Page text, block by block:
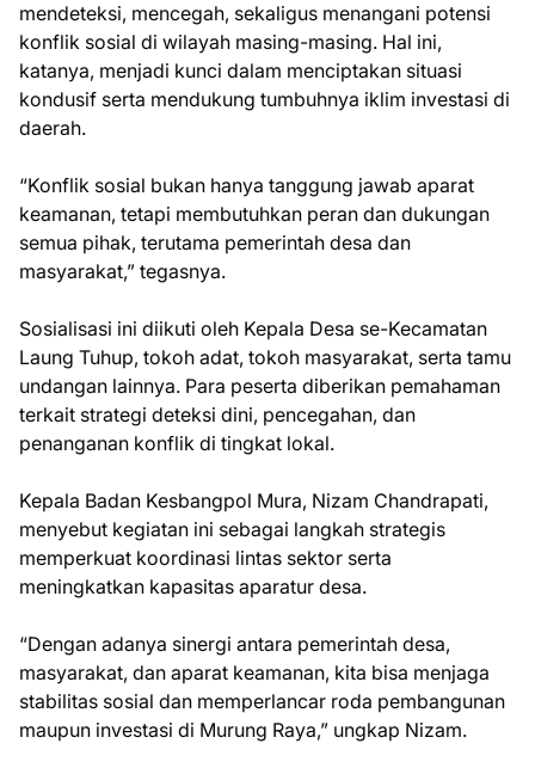
mendeteksi, mencegah, sekaligus menangani potensi
konflik sosial di wilayah masing-masing. Hal ini,
katanya, menjadi kunci dalam menciptakan situasi
kondusif serta mendukung tumbuhnya iklim investasi di
daerah.
“Konflik sosial bukan hanya tanggung jawab aparat
keamanan, tetapi membutuhkan peran dan dukungan
semua pihak, terutama pemerintah desa dan
masyarakat,” tegasnya.
Sosialisasi ini diikuti oleh Kepala Desa se-Kecamatan
Laung Tuhup, tokoh adat, tokoh masyarakat, serta tamu
undangan lainnya. Para peserta diberikan pemahaman
terkait strategi deteksi dini, pencegahan, dan
penanganan konflik di tingkat lokal.
Kepala Badan Kesbangpol Mura, Nizam Chandrapati,
menyebut kegiatan ini sebagai langkah strategis
memperkuat koordinasi lintas sektor serta
meningkatkan kapasitas aparatur desa.
“Dengan adanya sinergi antara pemerintah desa,
masyarakat, dan aparat keamanan, kita bisa menjaga
stabilitas sosial dan memperlancar roda pembangunan
maupun investasi di Murung Raya,” ungkap Nizam.